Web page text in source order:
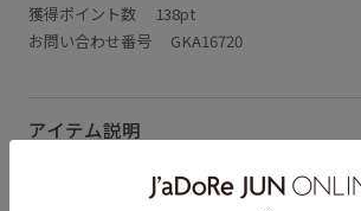
獲得ポイント数 138pt
お問い合わせ番号 GKA16720
アイテム説明
サイズ・素材・お手入れ方法